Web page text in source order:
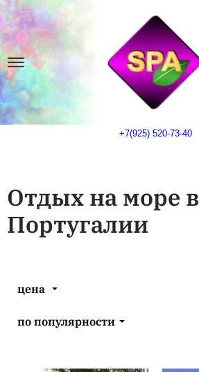
+7(925) 520-73-40
Отдых на море в
Португалии
цена
по популярности